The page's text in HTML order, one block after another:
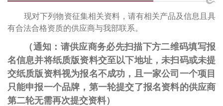
现对下列物资征集相关资料，请有相关产品及信息且具
有合法合格资质的供应商与我部联系。
（通知：请供应商务必先扫描下方二维码填写报
名信息并将纸质版资料交至以下地址，未扫码或未提
交纸质版资料视为报名不成功，
且一家公司一个项目
只能申报一个品牌， 第一轮提交了报名资料的供应商
第二轮无需再次提交资料）